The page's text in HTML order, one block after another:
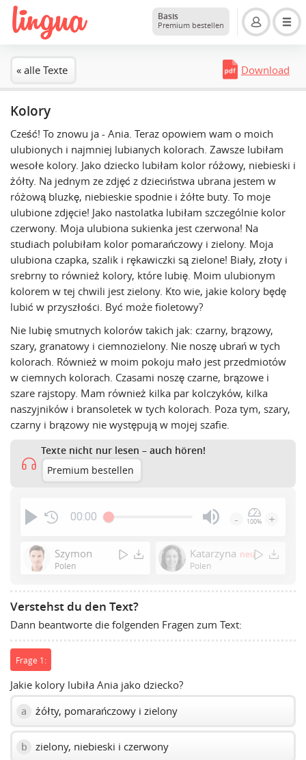
Basis
Premium bestellen
« alle Texte Download
Kolory
Cześć! To znowu ja - Ania. Teraz opowiem wam o moich
ulubionych i najmniej lubianych kolorach. Zawsze lubiłam
wesołe kolory. Jako dziecko lubiłam kolor różowy, niebieski i
żółty. Na jednym ze zdjęć z dzieciństwa ubrana jestem w
różową bluzkę, niebieskie spodnie i żółte buty. To moje
ulubione zdjęcie! Jako nastolatka lubiłam szczególnie kolor
czerwony. Moja ulubiona sukienka jest czerwona! Na
studiach polubiłam kolor pomarańczowy i zielony. Moja
ulubiona czapka, szalik i rękawiczki są zielone! Biały, złoty i
srebrny to również kolory, które lubię. Moim ulubionym
kolorem w tej chwili jest zielony. Kto wie, jakie kolory będę
lubić w przyszłości. Być może fioletowy?
Nie lubię smutnych kolorów takich jak: czarny, brązowy,
szary, granatowy i ciemnozielony. Nie noszę ubrań w tych
kolorach. Również w moim pokoju mało jest przedmiotów
w ciemnych kolorach. Czasami noszę czarne, brązowe i
szare rajstopy. Mam również kilka par kolczyków, kilka
naszyjników i bransoletek w tych kolorach. Poza tym, szary,
czarny i brązowy nie występują w mojej szafie.
Texte nicht nur lesen – auch hören!
Premium bestellen
00:00
Enter
or
volume
- 100% +
Szymon
Polen
Katarzyna neu
Polen
Verstehst du den Text?
Dann beantworte die folgenden Fragen zum Text:
Frage 1:
Jakie kolory lubiła Ania jako dziecko?
a żółty, pomarańczowy i zielony
b zielony, niebieski i czerwony